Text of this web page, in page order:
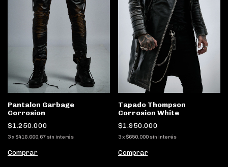
Pantalon Garbage
Corrosion
$1.250.000
3x $416.666,67 sin interés
Comprar
Tapado Thompson
Corrosion White
$1.950.000
3 x $650.000 sin interés
Comprar